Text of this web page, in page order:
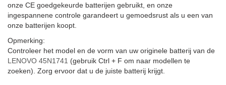
onze CE goedgekeurde batterijen gebruikt, en onze
ingespannene controle garandeert u gemoedsrust als u een van
onze batterijen koopt.
Opmerking:
Controleer het model en de vorm van uw originele batterij van de
LENOVO 45N1741 (gebruik Ctrl + F om naar modellen te
zoeken). Zorg ervoor dat u de juiste batterij krijgt.